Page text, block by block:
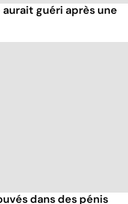
guéri après une
dans des pénis